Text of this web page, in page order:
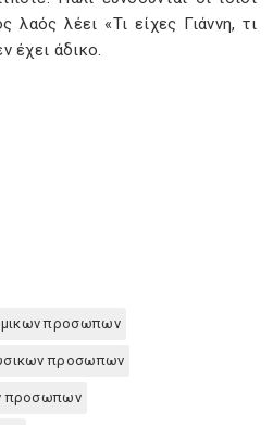
λαός λέει «Τι είχες Γιάννη, τι
έχει άδικο.
προσωπων
προσωπων
προσωπων